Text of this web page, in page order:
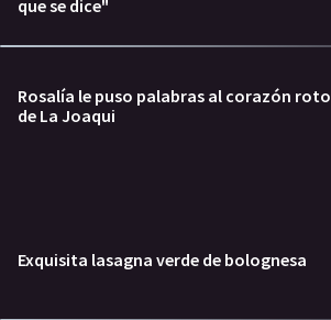
que se dice"
Rosalía le puso palabras al corazón roto
de La Joaqui
Exquisita lasagna verde de bolognesa